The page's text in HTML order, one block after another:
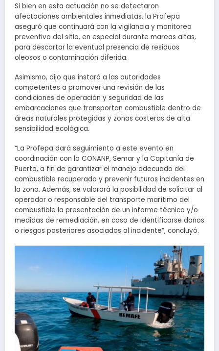
Si bien en esta actuación no se detectaron
afectaciones ambientales inmediatas, la Profepa
aseguró que continuará con la vigilancia y monitoreo
preventivo del sitio, en especial durante mareas altas,
para descartar la eventual presencia de residuos
oleosos o contaminación diferida.
Asimismo, dijo que instará a las autoridades
competentes a promover una revisión de las
condiciones de operación y seguridad de las
embarcaciones que transportan combustible dentro de
áreas naturales protegidas y zonas costeras de alta
sensibilidad ecológica.
“La Profepa dará seguimiento a este evento en
coordinación con la CONANP, Semar y la Capitanía de
Puerto, a fin de garantizar el manejo adecuado del
combustible recuperado y prevenir futuros incidentes en
la zona. Además, se valorará la posibilidad de solicitar al
operador o responsable del transporte marítimo del
combustible la presentación de un informe técnico y/o
medidas de remediación, en caso de identificarse daños
o riesgos posteriores asociados al incidente”, concluyó.